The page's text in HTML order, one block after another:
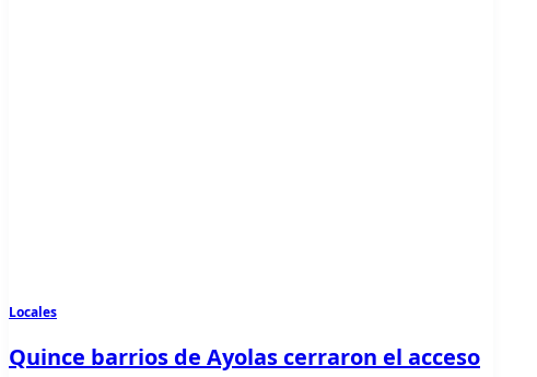
Locales
Quince barrios de Ayolas cerraron el acceso